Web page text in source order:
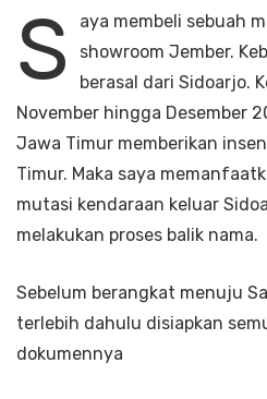
S
aya membeli sebuah
showroom Jember.
berasal dari Sidoarjo.
November hingga Desember
Jawa Timur memberikan
Timur. Maka saya
mutasi kendaraan keluar
melakukan proses balik nama.
Sebelum berangkat menuju
terlebih dahulu disiapkan
dokumennya